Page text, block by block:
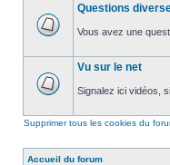
non
message
non
Questions
Vous avez une
message
non
Vu sur le net
Signalez ici vidéos,
Supprimer tous les cookies du
Accueil du forum